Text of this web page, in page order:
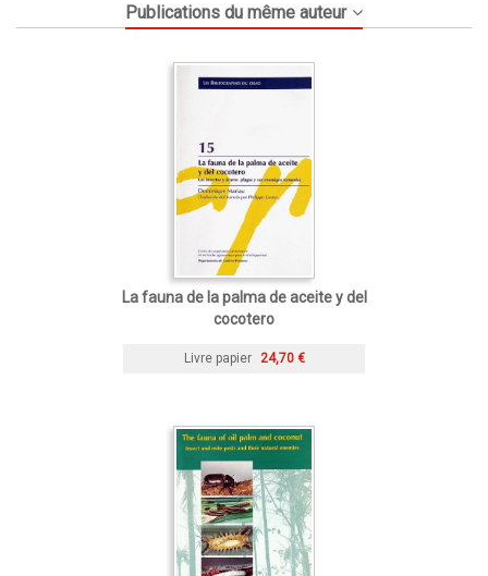
Publications du même auteur
La fauna de la palma de aceite y del
cocotero
Livre papier 24,70 €